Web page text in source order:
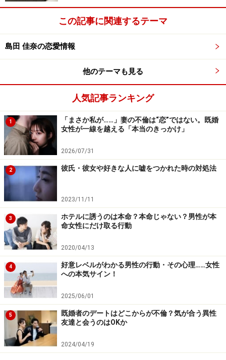
世の中、自分と異なる考え方や価値観を持つ人はゴマン
といます。いちいち噛みつくのは、無駄に敵を増やすだ
け。そうやって自分と異なる考え方や価値観を持つ相手
自覚はないものです）。
見過ごせない要求や意見には「結論を保留
にする」ことで対処を
しかし内容によっては看過できないこともあるかもしれ
ません。たとえば育児の手法について、父親である夫が
にわか知識で「こうするべき」と押しつけてきたら、母
親であるあなたは黙っていられないのではないでしょう
か。そんなときは、一旦相手の主張を受け入れる方向で
「私はこれがいいと思うから、両方試してもいい？」と
結論を保留にするのが得策です。
育児に限らず、異なる意見で衝突することなく最適解へ
と導くためには、一旦相手の言い分を受け入れること。
フリでもいいのです。その場を和やかにやり過ごし（＝
保留）、とにかく時間を経過させること。よほどこだわ
りを持つ事柄でもない限り、主張してきた相手のほう
は、時間とともに忘れてしまうはず（笑）。
この記事に関連するテーマ
島田 佳奈の恋愛情報
他のテーマも見る
人気記事ランキング
1
「まさか私が……」妻の不倫は“恋”ではない。既婚
女性が一線を越える「本当のきっかけ」
2026/07/31
2 彼氏・彼女や好きな人に嘘をつかれた時の対処法
2023/11/11
3
ホテルに誘うのは本命？本命じゃない？男性が本
命女性にだけ取る行動
2020/04/13
4
好意レベルがわかる男性の行動・その心理……女性
への本気サイン！
2025/06/01
5
既婚者のデートはどこからが不倫？気が合う異性
友達と会うのはOKか
2024/04/19